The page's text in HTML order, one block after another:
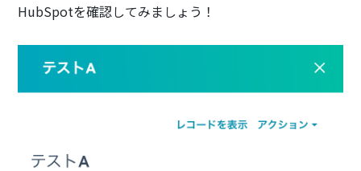
HubSpotを確認してみましょう！